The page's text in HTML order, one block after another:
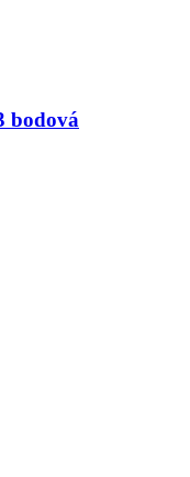
bodová